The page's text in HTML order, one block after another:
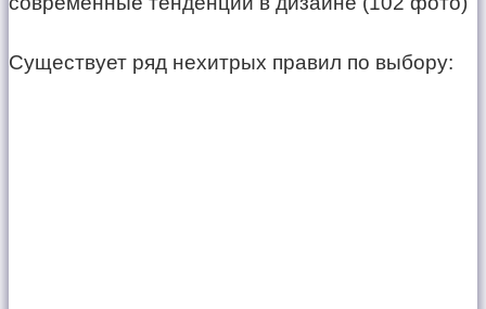
Существует ряд нехитрых правил по выбору: